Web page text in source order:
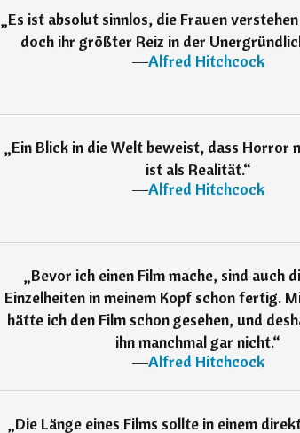
„Es ist absolut sinnlos, die Frauen
doch ihr größter Reiz in der
―Alfred Hitchcock
„Ein Blick in die Welt beweist, dass Horror
ist als Realität.“
―Alfred Hitchcock
„Bevor ich einen Film mache, sind auch
Einzelheiten in meinem Kopf schon fertig.
hätte ich den Film schon gesehen, und
ihn manchmal gar nicht.“
―Alfred Hitchcock
„Die Länge eines Films sollte in einem